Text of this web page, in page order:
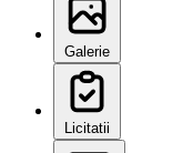
Galerie
Licitatii